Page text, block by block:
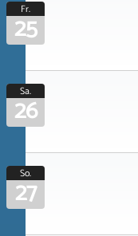
Fr.
25
Sa.
26
So.
27